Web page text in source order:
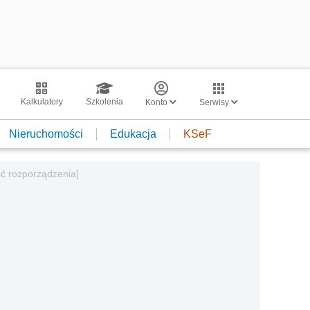
Kalkulatory Szkolenia Konto Serwisy
Nieruchomości Edukacja KSeF
rozporządzenia]